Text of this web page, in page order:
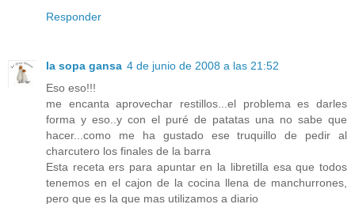
Responder
la sopa gansa 4 de junio de 2008 a las 21:52
Eso eso!!!
me encanta aprovechar restillos...el problema es darles
forma y eso..y con el puré de patatas una no sabe que
hacer...como me ha gustado ese truquillo de pedir al
charcutero los finales de la barra
Esta receta ers para apuntar en la libretilla esa que todos
tenemos en el cajon de la cocina llena de manchurrones,
pero que es la que mas utilizamos a diario